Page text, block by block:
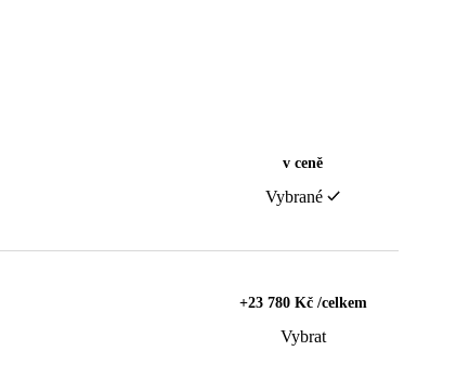
v ceně
Vybrané
+23 780 Kč /celkem
Vybrat